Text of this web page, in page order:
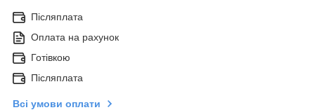
Післяплата
Оплата на рахунок
Готівкою
Післяплата
Всі умови оплати